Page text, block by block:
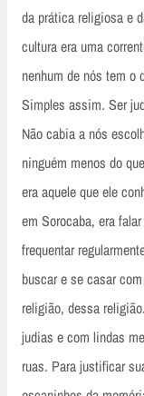
da prática religiosa e
cultura era uma
nenhum de nós tem o
Simples assim. Ser
Não cabia a nós
ninguém menos do
era aquele que ele
em Sorocaba, era
frequentar
buscar e se casar
religião, dessa
judias e com lindas
ruas. Para justificar